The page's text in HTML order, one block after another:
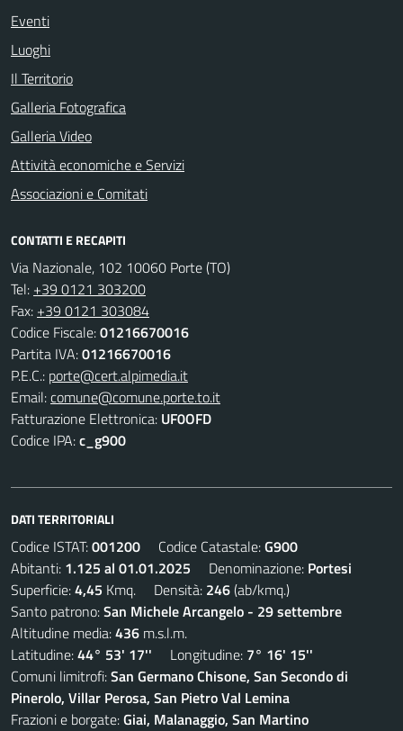
Eventi
Luoghi
Il Territorio
Galleria Fotografica
Galleria Video
Attività economiche e Servizi
Associazioni e Comitati
CONTATTI E RECAPITI
Via Nazionale, 102 10060 Porte (TO)
Tel: +39 0121 303200
Fax: +39 0121 303084
Codice Fiscale:01216670016
Partita IVA:01216670016
P.E.C.: porte@cert.alpimedia.it
Email:comune@comune.porte.to.it
Fatturazione Elettronica: UF0OFD
Codice IPA:c_g900
DATI TERRITORIALI
Codice ISTAT:001200 Codice Catastale:G900
Abitanti: 1.125 al 01.01.2025 Denominazione: Portesi
Superficie:4,45 Kmq. Densità: 246(ab/kmq.)
Santo patrono:San Michele Arcangelo - 29 settembre
Altitudine media:436 m.s.l.m.
Latitudine:44° 53' 17'' Longitudine: 7° 16' 15''
Comuni limitrofi:San Germano Chisone, San Secondo di
Pinerolo, Villar Perosa, San Pietro Val Lemina
Frazioni e borgate:Giai, Malanaggio, San Martino